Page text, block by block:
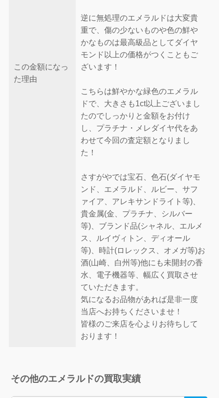
この金額になっ
た理由
逆に無処理のエメラルドは大変貴
重で、傷の少ないものや色の鮮や
かなものは最高級品としてダイヤ
モンド以上の価格がつくこともご
ざいます！
こちらは鮮やかな緑色のエメラル
ドで、大きさも1ct以上ございまし
たのでしっかりと金額をお付け
し、プラチナ・メレダイヤ代をあ
わせて今回の査定額となりまし
た！
さすがやでは宝石、色石(ダイヤモ
ンド、エメラルド、ルビー、サフ
ァイア、アレキサンドライト等)、
貴金属(金、プラチナ、シルバー
等)、ブランド品(シャネル、エルメ
ス、ルイヴィトン、ディオール
等)、時計(ロレックス、オメガ等)お
酒(山崎、白州等)他にも未開封の香
水、電子機器等、幅広く買取させ
ていただきます。
気になるお品物があれば是非一度
当店へお持ちくださいませ！
皆様のご来店を心よりお待ちして
おります！
その他のエメラルドの買取実績